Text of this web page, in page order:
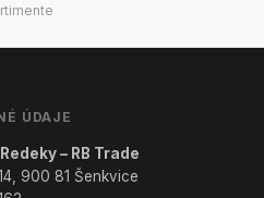
ÚDAJE
– RB Trade
900 81 Šenkvice